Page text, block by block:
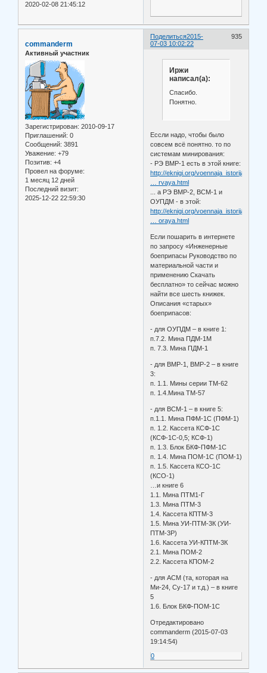
2020-02-08 21:45:12
Поделиться 935
2015-
07-03 10:02:22
commanderm
Активный участник
Зарегистрирован: 2010-09-17
Приглашений: 0
Сообщений: 3891
Уважение: +79
Позитив: +4
Провел на форуме:
1 месяц 12 дней
Последний визит:
2025-12-22 22:59:30
Иржи
написал(а):
Спасибо.
Понятно.
Ессли надо, чтобы было
совсем всё понятно. то по
системам минирования:
- РЭ ВМР-1 есть в этой книге:
http://eknigi.org/voennaja_istorija/101
… rvaya.html
... а РЭ ВМР-2, ВСМ-1 и
ОУПДМ - в этой:
http://eknigi.org/voennaja_istorija/970
… oraya.html
Если пошарить в интернете
по запросу «Инженерные
боеприпасы Руководство по
материальной части и
применению Скачать
бесплатно» то сейчас можно
найти все шесть книжек.
Описания «старых»
боеприпасов:
- для ОУПДМ – в книге 1:
п.7.2. Мина ПДМ-1М
п. 7.3. Мина ПДМ-1
- для ВМР-1, ВМР-2 – в книге
3:
п. 1.1. Мины серии TM-62
п. 1.4.Мина ТМ-57
- для ВСМ-1 – в книге 5:
п.1.1. Мина ПФМ-1С (ПФМ-1)
п. 1.2. Кассета КСФ-1С
(КСФ-1С-0,5; КСФ-1)
п. 1.3. Блок БКФ-ПФМ-1С
п. 1.4. Мина ПОМ-1С (ПОМ-1)
п. 1.5. Кассета КСО-1С
(КСО-1)
…и книге 6
1.1. Мина ПТМ1-Г
1.3. Мина ПТМ-3
1.4. Кассета КПТМ-3
1.5. Мина УИ-ПТМ-3К (УИ-
ПТМ-3Р)
1.6. Кассета УИ-КПТМ-3К
2.1. Мина ПОМ-2
2.2. Кассета КПОМ-2
- для АСМ (та, которая на
Ми-24, Су-17 и т.д.) – в книге
5
1.6. Блок БКФ-ПОМ-1С
Отредактировано
commanderm (2015-07-03
19:14:54)
0